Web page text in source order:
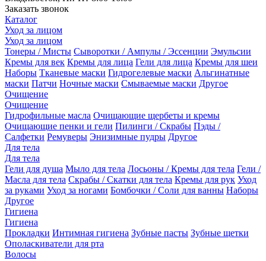
Заказать звонок
Каталог
Уход за лицом
Уход за лицом
Тонеры / Мисты Сыворотки / Ампулы / Эссенции Эмульсии
Кремы для век Кремы для лица Гели для лица Кремы для шеи
Наборы Тканевые маски Гидрогелевые маски Альгинатные
маски Патчи Ночные маски Смываемые маски Другое
Очищение
Очищение
Гидрофильные масла Очищающие щербеты и кремы
Очищающие пенки и гели Пилинги / Скрабы Пэды /
Салфетки Ремуверы Энизимные пудры Другое
Для тела
Для тела
Гели для душа Мыло для тела Лосьоны / Кремы для тела Гели /
Масла для тела Скрабы / Скатки для тела Кремы для рук Уход
за руками Уход за ногами Бомбочки / Соли для ванны Наборы
Другое
Гигиена
Гигиена
Прокладки Интимная гигиена Зубные пасты Зубные щетки
Ополаскиватели для рта
Волосы